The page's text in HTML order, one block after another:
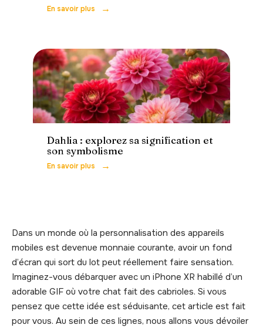
En savoir plus
Loisirs
Dahlia : explorez sa signification et
son symbolisme
En savoir plus
Dans un monde où la personnalisation des appareils
mobiles est devenue monnaie courante, avoir un fond
d’écran qui sort du lot peut réellement faire sensation.
Imaginez-vous débarquer avec un iPhone XR habillé d’un
adorable GIF où votre chat fait des cabrioles. Si vous
pensez que cette idée est séduisante, cet article est fait
pour vous. Au sein de ces lignes, nous allons vous dévoiler